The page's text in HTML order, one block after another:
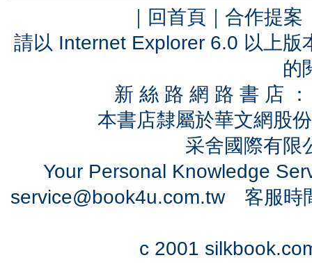
｜ 回首頁 ｜ 合作提案
請以 Internet Explorer 6.0 以上
的
新 絲 路 網 路 書 店
本書店隸屬於華文網股
采舍國際有
Your Personal Knowledge
service@book4u.com.tw客服時
c 2001